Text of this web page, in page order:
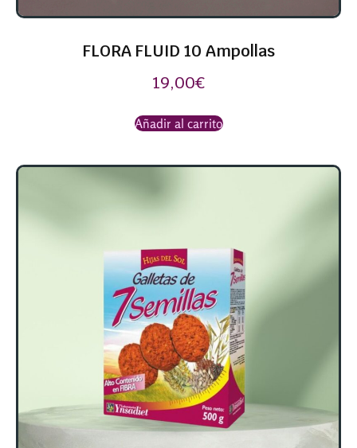
FLORA FLUID 10 Ampollas
19,00€
Añadir al carrito